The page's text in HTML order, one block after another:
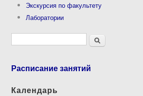
Экскурсия по факультету
Лаборатории
Форма поискаПоиск
Расписание занятий
Календарь